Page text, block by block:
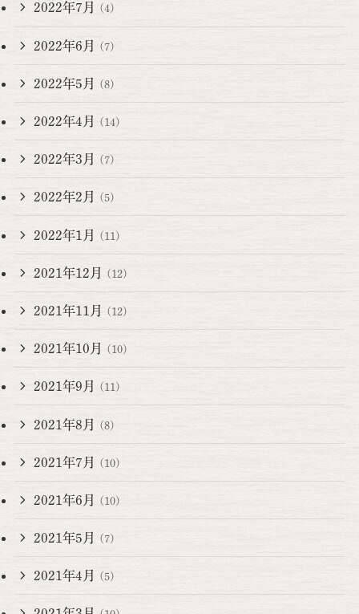
2022年7月 (4)
2022年6月 (7)
2022年5月 (8)
2022年4月 (14)
2022年3月 (7)
2022年2月 (5)
2022年1月 (11)
2021年12月 (12)
2021年11月 (12)
2021年10月 (10)
2021年9月 (11)
2021年8月 (8)
2021年7月 (10)
2021年6月 (10)
2021年5月 (7)
2021年4月 (5)